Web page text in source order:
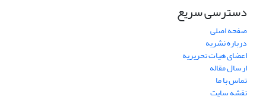
دسترسی سریع
صفحه اصلی
درباره نشریه
اعضای هیات تحریریه
ارسال مقاله
تماس با ما
نقشه سایت